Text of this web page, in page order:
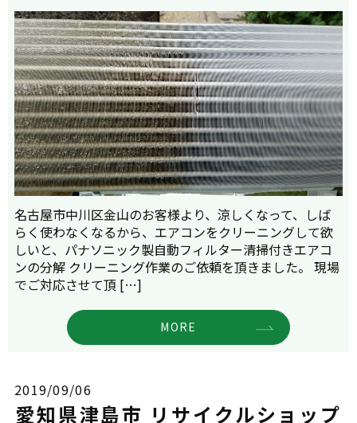
名古屋市中川区金山のお客様より、涼しくなって、しば
らく使わなくなるから、エアコンをクリーニングして欲
しいと、パナソニック製自動フィルター清掃付きエアコ
ンの分解 クリーニング作業のご依頼を頂きました。 現場
でご対応させて頂 […]
MORE
2019/09/06
愛知県津島市 リサイクルショップ